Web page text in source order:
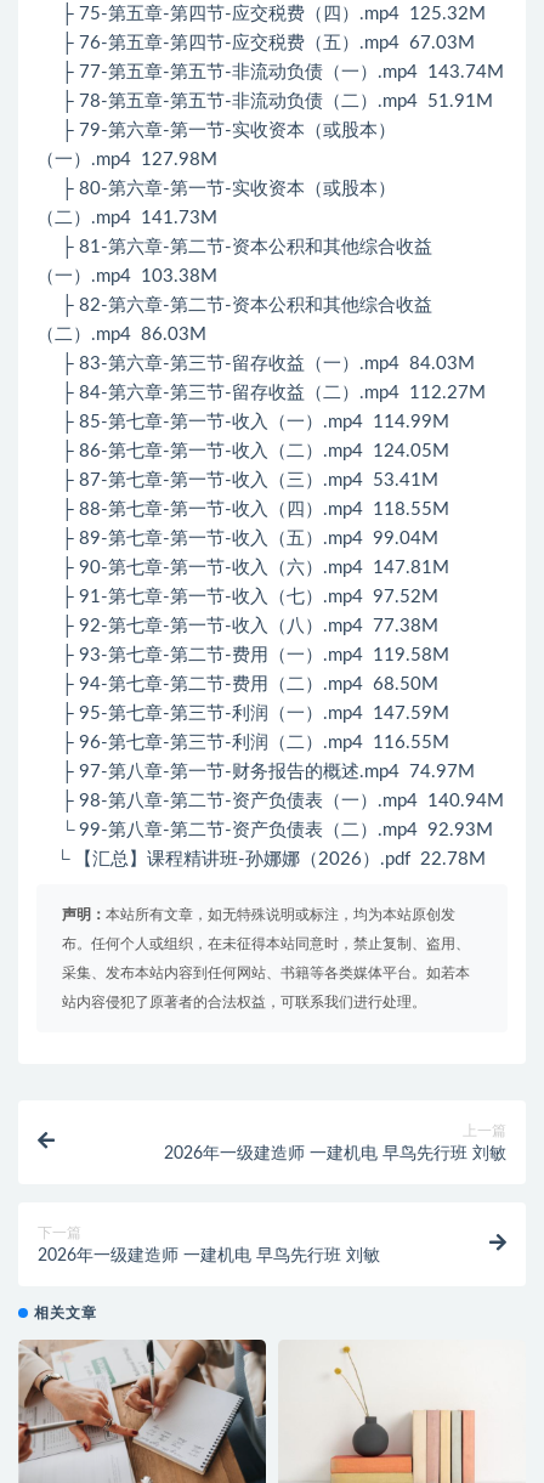
├ 75-第五章-第四节-应交税费（四）.mp4 125.32M
├ 76-第五章-第四节-应交税费（五）.mp4 67.03M
├ 77-第五章-第五节-非流动负债（一）.mp4 143.74M
├ 78-第五章-第五节-非流动负债（二）.mp4 51.91M
├ 79-第六章-第一节-实收资本（或股本）
（一）.mp4 127.98M
├ 80-第六章-第一节-实收资本（或股本）
（二）.mp4 141.73M
├ 81-第六章-第二节-资本公积和其他综合收益
（一）.mp4 103.38M
├ 82-第六章-第二节-资本公积和其他综合收益
（二）.mp4 86.03M
├ 83-第六章-第三节-留存收益（一）.mp4 84.03M
├ 84-第六章-第三节-留存收益（二）.mp4 112.27M
├ 85-第七章-第一节-收入（一）.mp4 114.99M
├ 86-第七章-第一节-收入（二）.mp4 124.05M
├ 87-第七章-第一节-收入（三）.mp4 53.41M
├ 88-第七章-第一节-收入（四）.mp4 118.55M
├ 89-第七章-第一节-收入（五）.mp4 99.04M
├ 90-第七章-第一节-收入（六）.mp4 147.81M
├ 91-第七章-第一节-收入（七）.mp4 97.52M
├ 92-第七章-第一节-收入（八）.mp4 77.38M
├ 93-第七章-第二节-费用（一）.mp4 119.58M
├ 94-第七章-第二节-费用（二）.mp4 68.50M
├ 95-第七章-第三节-利润（一）.mp4 147.59M
├ 96-第七章-第三节-利润（二）.mp4 116.55M
├ 97-第八章-第一节-财务报告的概述.mp4 74.97M
├ 98-第八章-第二节-资产负债表（一）.mp4 140.94M
└ 99-第八章-第二节-资产负债表（二）.mp4 92.93M
└ 【汇总】课程精讲班-孙娜娜（2026）.pdf 22.78M
声明： 本站所有文章，如无特殊说明或标注，均为本站原创发
布。任何个人或组织，在未征得本站同意时，禁止复制、盗用、
采集、发布本站内容到任何网站、书籍等各类媒体平台。如若本
站内容侵犯了原著者的合法权益，可联系我们进行处理。
上一篇
2026年一级建造师 一建机电 早鸟先行班 刘敏
下一篇
2026年一级建造师 一建机电 早鸟先行班 刘敏
相关文章